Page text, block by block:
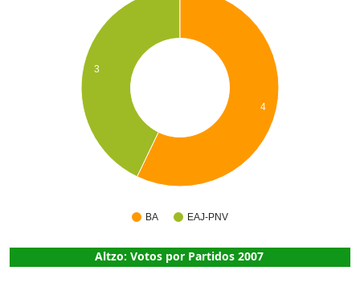
BA EAJ-PNV
3
4
Altzo: Votos por Partidos 2007